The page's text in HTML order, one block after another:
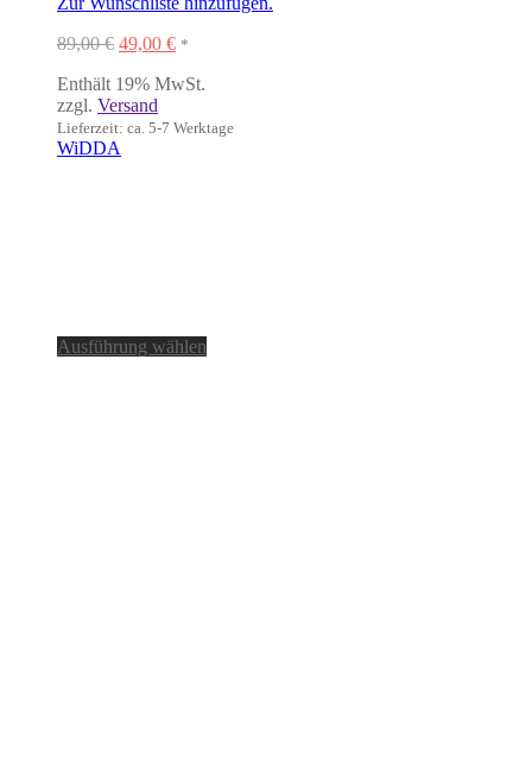
89,00€ Ursprünglicher
war:
89,00 €
49,00 €Aktueller
ist:
*
Enthält 19% MwSt.
zzgl. Versand
Lieferzeit: ca. 5-7 Werktage
WiDDA
Ausführung wählen